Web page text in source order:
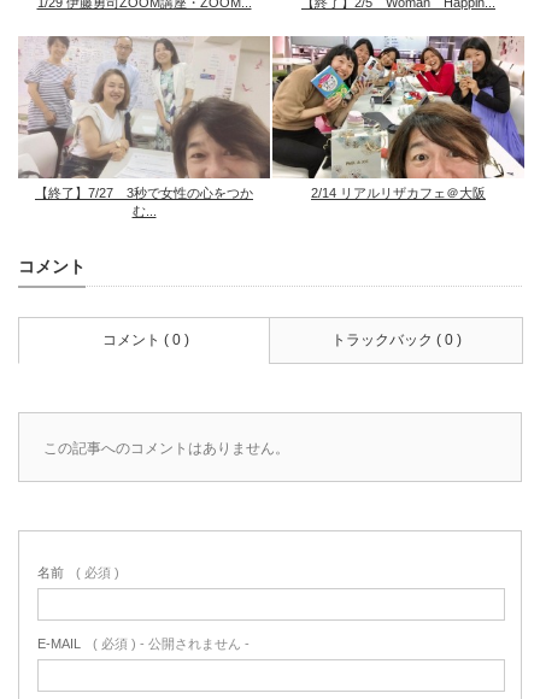
【終了】7/27 3秒で女性の心をつか
む...
2/14 リアルリザカフェ＠大阪
コメント
コメント ( 0 ) トラックバック ( 0 )
この記事へのコメントはありません。
名前 ( 必須 )
E-MAIL ( 必須 ) - 公開されません -